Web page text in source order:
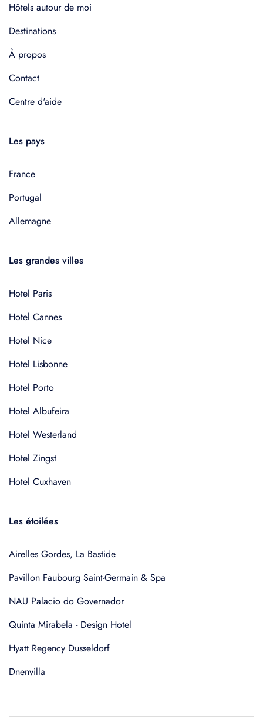
Hôtels autour de moi
Destinations
À propos
Contact
Centre d'aide
Les pays
France
Portugal
Allemagne
Les grandes villes
Hotel Paris
Hotel Cannes
Hotel Nice
Hotel Lisbonne
Hotel Porto
Hotel Albufeira
Hotel Westerland
Hotel Zingst
Hotel Cuxhaven
Les étoilées
Airelles Gordes, La Bastide
Pavillon Faubourg Saint-Germain & Spa
NAU Palacio do Governador
Quinta Mirabela - Design Hotel
Hyatt Regency Dusseldorf
Dnenvilla